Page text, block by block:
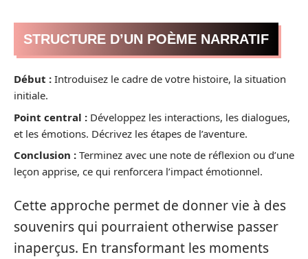
STRUCTURE D’UN POÈME NARRATIF
Début : Introduisez le cadre de votre histoire, la situation
initiale.
Point central : Développez les interactions, les dialogues,
et les émotions. Décrivez les étapes de l’aventure.
Conclusion : Terminez avec une note de réflexion ou d’une
leçon apprise, ce qui renforcera l’impact émotionnel.
Cette approche permet de donner vie à des
souvenirs qui pourraient otherwise passer
inaperçus. En transformant les moments